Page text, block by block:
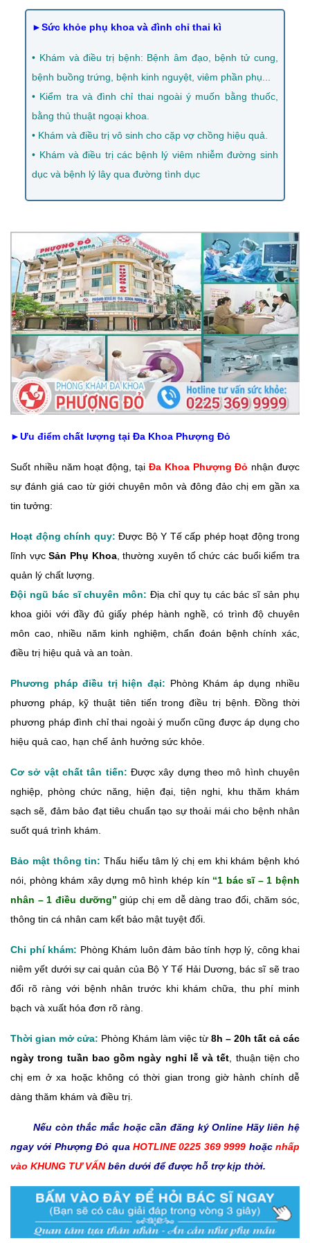
►Sức khỏe phụ khoa và đình chỉ thai kì
• Khám và điều trị bệnh: Bệnh âm đạo, bệnh tử cung,
bệnh buồng trứng, bệnh kinh nguyệt, viêm phần phụ...
• Kiểm tra và đình chỉ thai ngoài ý muốn bằng thuốc,
bằng thủ thuật ngoại khoa.
• Khám và điều trị vô sinh cho cặp vợ chồng hiệu quả.
• Khám và điều trị các bệnh lý viêm nhiễm đường sinh
dục và bệnh lý lây qua đường tình dục
►Ưu điểm chất lượng tại Đa Khoa Phượng Đỏ
Suốt nhiều năm hoạt động, tại Đa Khoa Phượng Đỏ nhận được
sự đánh giá cao từ giới chuyên môn và đông đảo chị em gần xa
tin tưởng:
Hoạt động chính quy: Được Bộ Y Tế cấp phép hoạt động trong
lĩnh vựcSản Phụ Khoa, thường xuyên tổ chức các buổi kiểm tra
quản lý chất lượng.
Đội ngũ bác sĩ chuyên môn: Địa chỉ quy tụ các bác sĩ sản phụ
khoa giỏi với đầy đủ giấy phép hành nghề, có trình độ chuyên
môn cao, nhiều năm kinh nghiệm, chẩn đoán bệnh chính xác,
điều trị hiệu quả và an toàn.
Phương pháp điều trị hiện đại: Phòng Khám áp dụng nhiều
phương pháp, kỹ thuật tiên tiến trong điều trị bệnh. Đồng thời
phương pháp đình chỉ thai ngoài ý muốn cũng được áp dụng cho
hiệu quả cao, hạn chế ảnh hưởng sức khỏe.
Cơ sở vật chất tân tiến: Được xây dựng theo mô hình chuyên
nghiệp, phòng chức năng, hiện đại, tiện nghi, khu thăm khám
sạch sẽ, đảm bảo đạt tiêu chuẩn tạo sự thoải mái cho bệnh nhân
suốt quá trình khám.
Bảo mật thông tin: Thấu hiểu tâm lý chị em khi khám bệnh khó
nói, phòng khám xây dựng mô hình khép kín “1 bác sĩ – 1 bệnh
nhân – 1 điều dưỡng” giúp chị em dễ dàng trao đổi, chăm sóc,
thông tin cá nhân cam kết bảo mật tuyệt đối.
Chi phí khám: Phòng Khám luôn đảm bảo tính hợp lý, công khai
niêm yết dưới sự cai quản của Bộ Y Tế Hải Dương, bác sĩ sẽ trao
đổi rõ ràng với bệnh nhân trước khi khám chữa, thu phí minh
bạch và xuất hóa đơn rõ ràng.
Thời gian mở cửa: Phòng Khám làm việc từ 8h – 20h tất cả các
ngày trong tuần bao gồm ngày nghỉ lễ và tết , thuận tiện cho
chị em ở xa hoặc không có thời gian trong giờ hành chính dễ
dàng thăm khám và điều trị.
Nếu còn thắc mắc hoặc cần đăng ký Online Hãy liên hệ
ngay với Phượng Đỏ qua HOTLINE0225 369 9999 hoặcnhấp
vào KHUNG TƯ VẤNbên dưới để được hỗ trợ kịp thời.